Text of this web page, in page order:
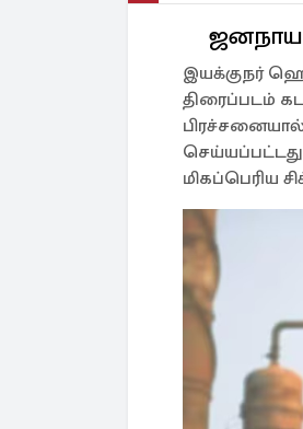
இயக்குநர்
திரைப்படம்
மிகப்பெரிய